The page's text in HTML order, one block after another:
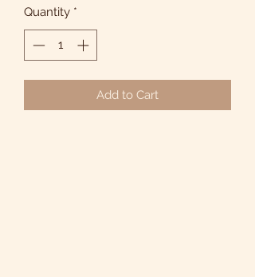
Quantity *
Add to Cart